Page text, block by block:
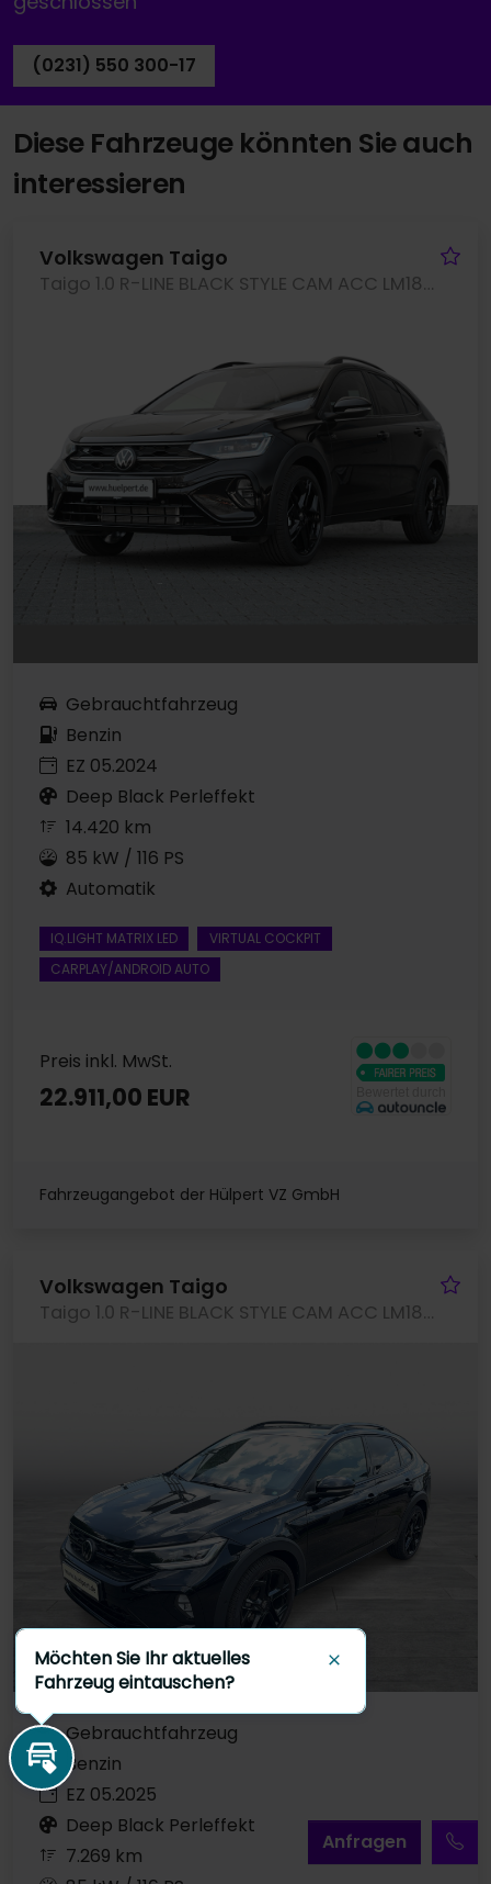
Anfragen
(0231) 550 300-17
Diese Fahrzeuge könnten Sie auch
interessieren
Volkswagen Taigo
Taigo 1.0 R-LINE BLACK STYLE CAM ACC LM18 NAVI
Gebrauchtfahrzeug
Benzin
EZ 05.2024
Deep Black Perleffekt
14.420 km
85 kW / 116 PS
Automatik
IQ.LIGHT MATRIX LED
VIRTUAL COCKPIT
CARPLAY/ANDROID AUTO
Preis inkl. MwSt.
22.911,00 EUR
Fahrzeugangebot der Hülpert VZ GmbH
Volkswagen Taigo
Taigo 1.0 R-LINE BLACK STYLE CAM ACC LM18 NAVI
Gebrauchtfahrzeug
Benzin
EZ 05.2025
Deep Black Perleffekt
7.269 km
Inzahlungnahme
Möchten Sie Ihr aktuelles
Fahrzeug eintauschen?
Schließen